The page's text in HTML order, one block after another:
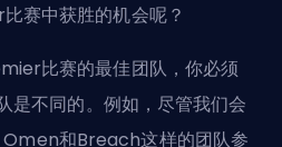
赛中获胜的机会呢？
比赛的最佳团队，你必须
是不同的。例如，尽管我们会
和Breach这样的团队参